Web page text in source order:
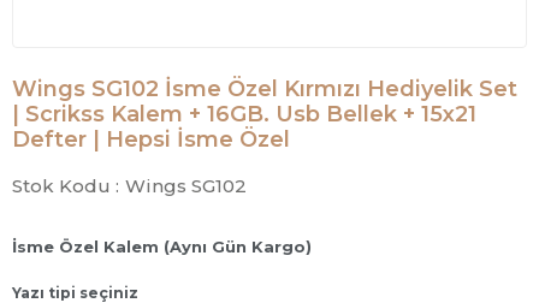
Wings SG102 İsme Özel Kırmızı Hediyelik Set
| Scrikss Kalem + 16GB. Usb Bellek + 15x21
Defter | Hepsi İsme Özel
Stok Kodu : Wings SG102
İsme Özel Kalem (Aynı Gün Kargo)
Yazı tipi seçiniz